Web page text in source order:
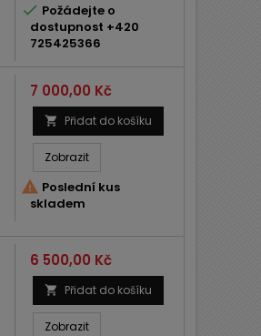
 Požádejte o
dostupnost +420
725425366
Cena
7 000,00 Kč
 Přidat do košíku
Zobrazit
 Poslední kus
skladem
Cena
6 500,00 Kč
 Přidat do košíku
Zobrazit